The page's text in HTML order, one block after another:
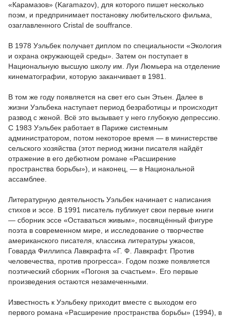
«Карамазов» (Karamazov), для которого пишет несколько
поэм, и предпринимает постановку любительского фильма,
озаглавленного Cristal de souffrance.
В 1978 Уэльбек получает диплом по специальности «Экология
и охрана окружающей среды». Затем он поступает в
Национальную высшую школу им. Луи Люмьера на отделение
кинематографии, которую заканчивает в 1981.
В том же году появляется на свет его сын Этьен. Далее в
жизни Уэльбека наступает период безработицы и происходит
развод с женой. Всё это вызывает у него глубокую депрессию.
С 1983 Уэльбек работает в Париже системным
администратором, потом некоторое время — в министерстве
сельского хозяйства (этот период жизни писателя найдёт
отражение в его дебютном романе «Расширение
пространства борьбы»), и наконец, — в Национальной
ассамблее.
Литературную деятельность Уэльбек начинает с написания
стихов и эссе. В 1991 писатель публикует свои первые книги
— сборник эссе «Оставаться живым», посвящённый фигуре
поэта в современном мире, и исследование о творчестве
американского писателя, классика литературы ужасов,
Говарда Филлипса Лавкрафта «Г. Ф. Лавкрафт. Против
человечества, против прогресса». Годом позже появляется
поэтический сборник «Погоня за счастьем». Его первые
произведения остаются незамеченными.
Известность к Уэльбеку приходит вместе с выходом его
первого романа «Расширение пространства борьбы» (1994), в